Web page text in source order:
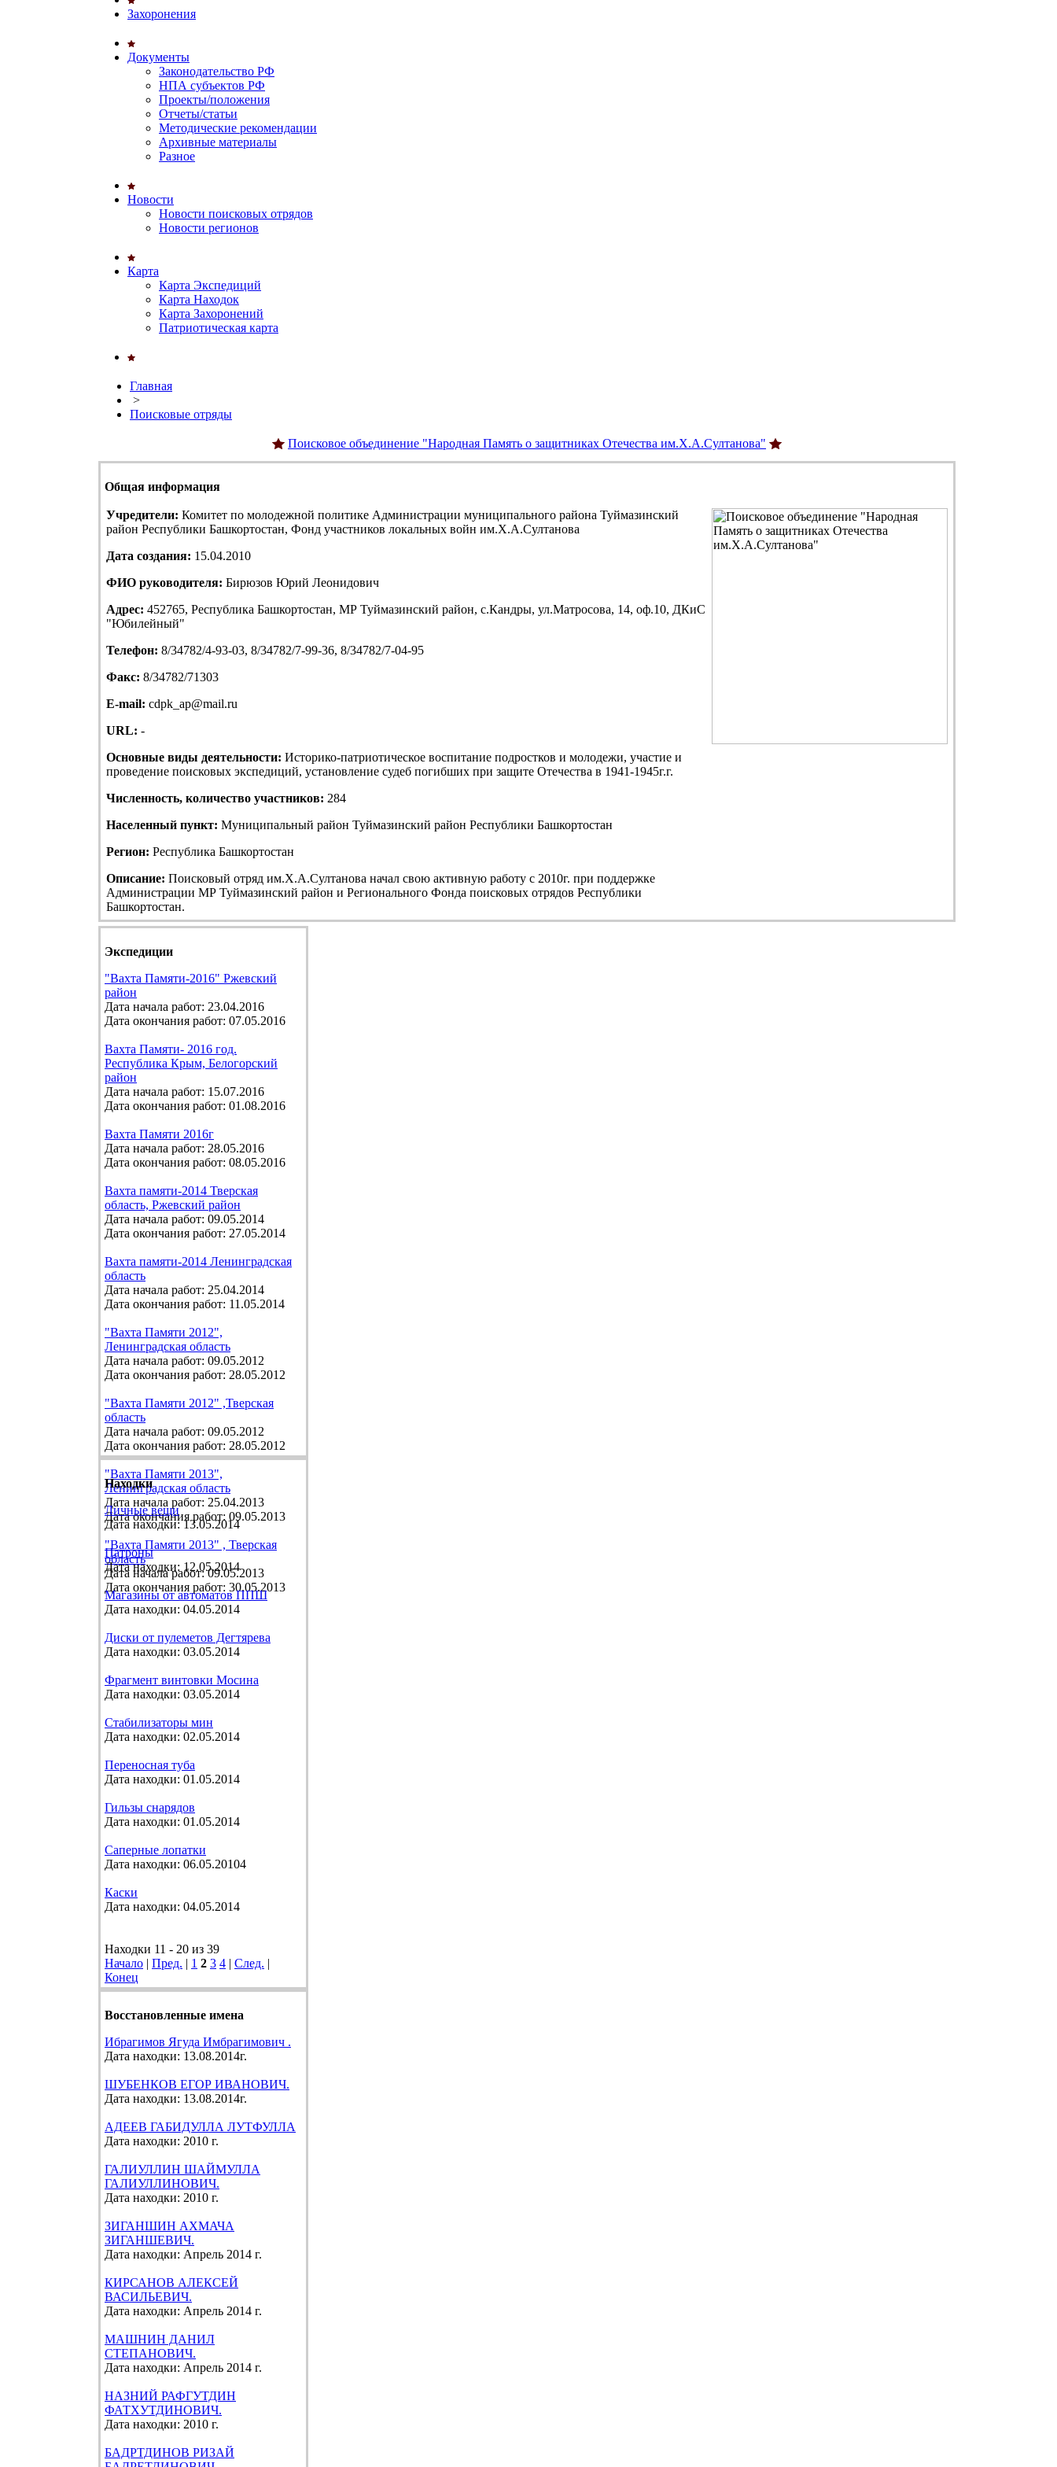
Захоронения
Документы
Законодательство РФ
НПА субъектов РФ
Проекты/положения
Отчеты/статьи
Методические рекомендации
Архивные материалы
Разное
Новости
Новости поисковых отрядов
Новости регионов
Карта
Карта Экспедиций
Карта Находок
Карта Захоронений
Патриотическая карта
Главная
>
Поисковые отряды
Поисковое объединение "Народная Память о защитниках Отечества им.Х.А.Султанова"
Общая информация
Учредители: Комитет по молодежной политике Администрации муниципального района Туймазинский
район Республики Башкортостан, Фонд участников локальных войн им.Х.А.Султанова
Дата создания: 15.04.2010
ФИО руководителя: Бирюзов Юрий Леонидович
Адрес: 452765, Республика Башкортостан, МР Туймазинский район, с.Кандры, ул.Матросова, 14, оф.10, ДКиС
"Юбилейный"
Телефон: 8/34782/4-93-03, 8/34782/7-99-36, 8/34782/7-04-95
Факс: 8/34782/71303
E-mail: cdpk_ap@mail.ru
URL: -
Основные виды деятельности: Историко-патриотическое воспитание подростков и молодежи, участие и
проведение поисковых экспедиций, установление судеб погибших при защите Отечества в 1941-1945г.г.
Численность, количество участников: 284
Населенный пункт: Муниципальный район Туймазинский район Республики Башкортостан
Регион: Республика Башкортостан
Описание: Поисковый отряд им.Х.А.Султанова начал свою активную работу с 2010г. при поддержке
Администрации МР Туймазинский район и Регионального Фонда поисковых отрядов Республики
Башкортостан.
Экспедиции
"Вахта Памяти-2016" Ржевский
район
Дата начала работ: 23.04.2016
Дата окончания работ: 07.05.2016
Вахта Памяти- 2016 год.
Республика Крым, Белогорский
район
Дата начала работ: 15.07.2016
Дата окончания работ: 01.08.2016
Вахта Памяти 2016г
Дата начала работ: 28.05.2016
Дата окончания работ: 08.05.2016
Вахта памяти-2014 Тверская
область, Ржевский район
Дата начала работ: 09.05.2014
Дата окончания работ: 27.05.2014
Вахта памяти-2014 Ленинградская
область
Дата начала работ: 25.04.2014
Дата окончания работ: 11.05.2014
"Вахта Памяти 2012",
Ленинградская область
Дата начала работ: 09.05.2012
Дата окончания работ: 28.05.2012
"Вахта Памяти 2012" ,Тверская
область
Дата начала работ: 09.05.2012
Дата окончания работ: 28.05.2012
"Вахта Памяти 2013",
Ленинградская область
Дата начала работ: 25.04.2013
Дата окончания работ: 09.05.2013
"Вахта Памяти 2013" , Тверская
область
Дата начала работ: 09.05.2013
Дата окончания работ: 30.05.2013
Находки
Личные вещи
Дата находки: 13.05.2014
Патроны
Дата находки: 12.05.2014
Магазины от автоматов ППШ
Дата находки: 04.05.2014
Диски от пулеметов Дегтярева
Дата находки: 03.05.2014
Фрагмент винтовки Мосина
Дата находки: 03.05.2014
Стабилизаторы мин
Дата находки: 02.05.2014
Переносная туба
Дата находки: 01.05.2014
Гильзы снарядов
Дата находки: 01.05.2014
Саперные лопатки
Дата находки: 06.05.20104
Каски
Дата находки: 04.05.2014
Находки 11 - 20 из 39
Начало | Пред. | 1 2 3 4 | След. |
Конец
Восстановленные имена
Ибрагимов Ягуда Имбрагимович .
Дата находки: 13.08.2014г.
ШУБЕНКОВ ЕГОР ИВАНОВИЧ.
Дата находки: 13.08.2014г.
АДЕЕВ ГАБИДУЛЛА ЛУТФУЛЛА
Дата находки: 2010 г.
ГАЛИУЛЛИН ШАЙМУЛЛА
ГАЛИУЛЛИНОВИЧ.
Дата находки: 2010 г.
ЗИГАНШИН АХМАЧА
ЗИГАНШЕВИЧ.
Дата находки: Апрель 2014 г.
КИРСАНОВ АЛЕКСЕЙ
ВАСИЛЬЕВИЧ.
Дата находки: Апрель 2014 г.
МАШНИН ДАНИЛ
СТЕПАНОВИЧ.
Дата находки: Апрель 2014 г.
НАЗНИЙ РАФГУТДИН
ФАТХУТДИНОВИЧ.
Дата находки: 2010 г.
БАДРТДИНОВ РИЗАЙ